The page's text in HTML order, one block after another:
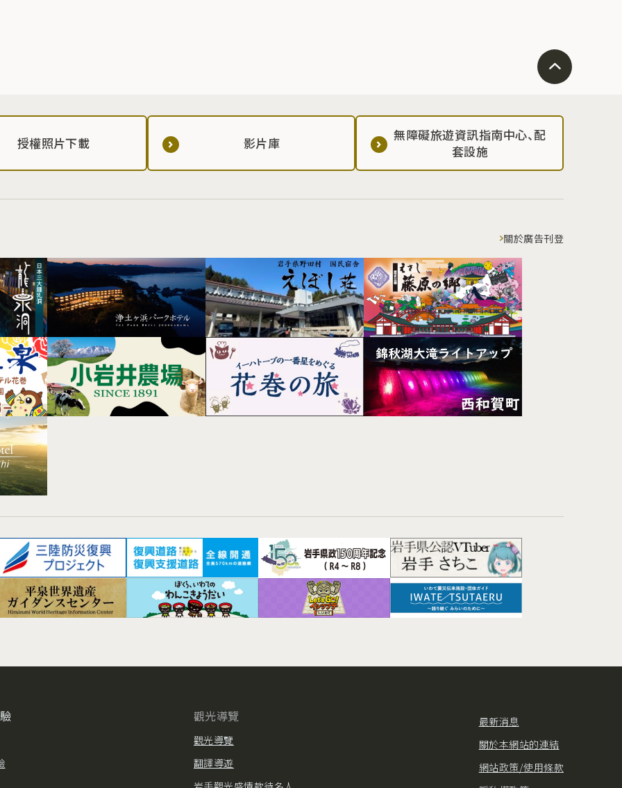
授權照片下載 影片庫
無障礙旅遊資訊指南中心、配
套設施
關於廣告刊登
觀光導覽
觀光導覽
翻譯導遊
最新消息
關於本網站的連結
網站政策/使用條款